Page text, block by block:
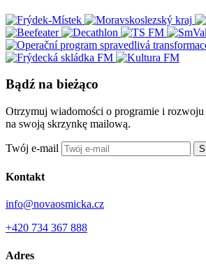
Bądź na bieżąco
Otrzymuj wiadomości o programie i rozwoju
na swoją skrzynkę mailową.
Twój e-mail
Kontakt
info@novaosmicka.cz
+420 734 367 888
Adres